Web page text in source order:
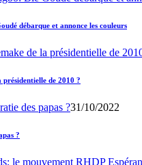
débarque et annonce les couleurs
de 2010 ?
31/10/2022
?